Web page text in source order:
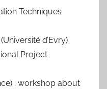
Techniques
d’Evry)
Project
: workshop about